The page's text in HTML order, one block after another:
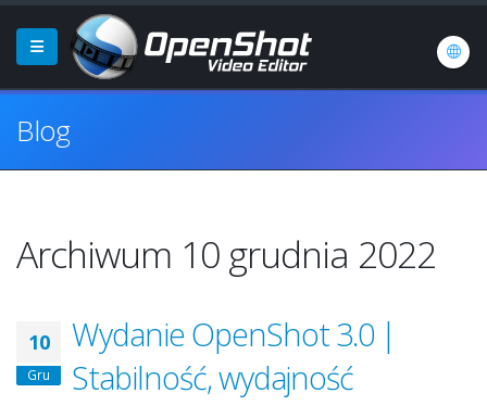
Blog
Archiwum 10 grudnia 2022
10
Gru
Wydanie OpenShot 3.0 |
Stabilność, wydajność